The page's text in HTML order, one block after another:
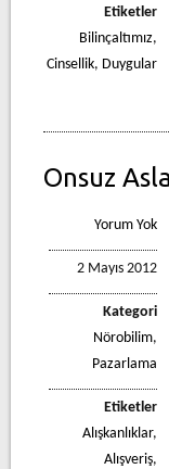
Etiketler
Bilinçaltımız,
Cinsellik, Duygular
Onsuz
Yorum Yok
2 Mayıs 2012
Kategori
Nörobilim,
Pazarlama
Etiketler
Alışkanlıklar,
Alışveriş,